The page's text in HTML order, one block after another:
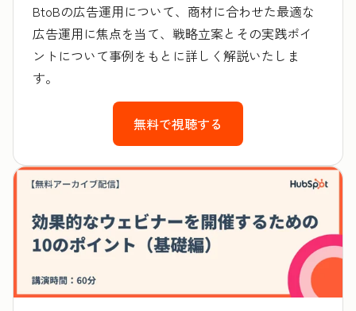
BtoBの広告運用について、商材に合わせた最適な
広告運用に焦点を当て、戦略立案とその実践ポイ
ントについて事例をもとに詳しく解説いたしま
す。
無料で視聴する